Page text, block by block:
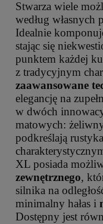
Stwarza wiele
według własnych
Idealnie
stając się
punktem każdej
z tradycyjnym
zaawansowane
elegancję na
w dwóch
matowych:
podkreślają
XL posiada
zewnętrznego,
silnika na
minimalny hałas i
Dostępny jest